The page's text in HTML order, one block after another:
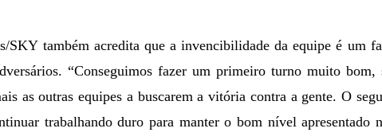
SKY também acredita que a invencibilidade da equipe é um
“Conseguimos fazer um primeiro turno muito bom,
as outras equipes a buscarem a vitória contra a gente. O
trabalhando duro para manter o bom nível apresentado